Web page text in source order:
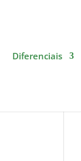
Diferenciais